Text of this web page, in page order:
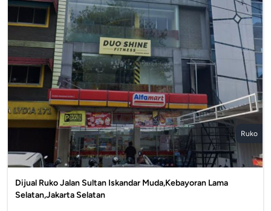
Ruko
Dijual Ruko Jalan Sultan Iskandar Muda,Kebayoran Lama
Selatan,Jakarta Selatan